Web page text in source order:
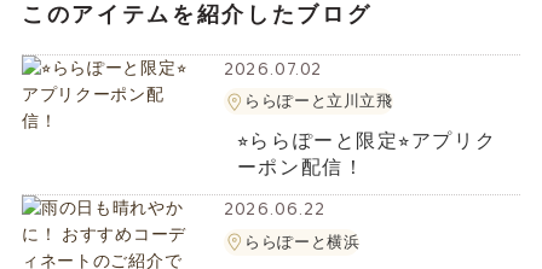
このアイテムを紹介したブログ
2026.07.02
ららぽーと立川立飛
⭐︎ららぽーと限定⭐︎アプリク
ーポン配信！
2026.06.22
ららぽーと横浜